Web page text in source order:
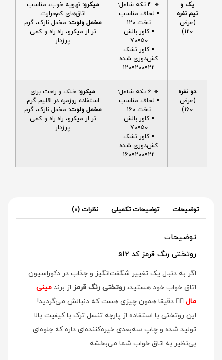
یک و
نیم نفره
(عرض
120)
🔹 4 تکه شامل:
▪️ لحاف مناسب
تخت 120
▪️ کاور بالش
50×70
▪️ کاور تشک
کش‌دوزی شده
22×200×120
میکرو: تهویه خوب، مناسب
اتاق‌های کم‌حرارت
مخمل ولوت: مخمل نازک، گرم
تر از میکرو، راه راه و کمی
پرزدار
دو نفره
(عرض
160)
🔹 6 تکه شامل:
▪️ لحاف مناسب
تخت 160
▪️ کاور بالش
50×70
▪️ کاور تشک
کش‌دوزی شده
22×200×160
میکرو: خنک و راحت برای
استفاده روزمره در اقلیم گرم
مخمل ولوت: مخمل نازک، گرم
تر از میکرو، راه راه و کمی
پرزدار
توضیحات توضیحات تکمیلی نظرات (0)
توضیحات
روتختی رنگ قرمز کد s12
اگر به دنبال یک تغییر شگفت‌انگیز و جذاب در دکوراسیون
اتاق خواب خود هستید، روتختی رنگ قرمز از برند مینی
مال 👉🏻 دقیقا همون چیزی هست که دنبالش می‌گردید!
این روتختی با استفاده از پارچه تنسل ترک با کیفیت بالا
تولید شده و چاپ سه‌بعدی خیره‌کننده‌ای داره که جلوه‌ای
بی‌نظیر به اتاق خواب شما می‌بخشه.